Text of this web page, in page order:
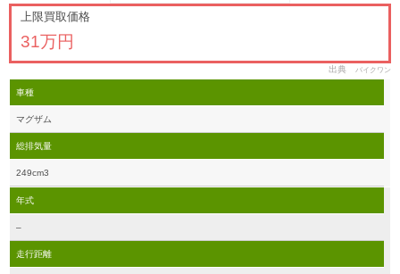
上限買取価格
31万円
出典 バイクワン
車種
マグザム
総排気量
249cm3
年式
–
走行距離